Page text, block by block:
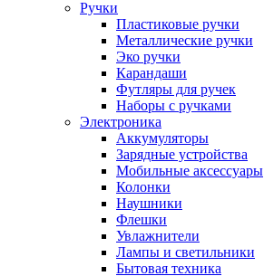
Ручки
Пластиковые ручки
Металлические ручки
Эко ручки
Карандаши
Футляры для ручек
Наборы с ручками
Электроника
Аккумуляторы
Зарядные устройства
Мобильные аксессуары
Колонки
Наушники
Флешки
Увлажнители
Лампы и светильники
Бытовая техника